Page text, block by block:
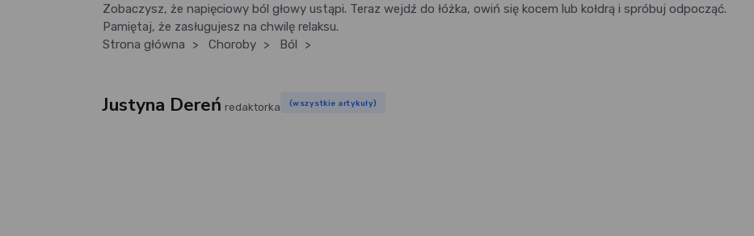
Zobaczysz, że napięciowy ból głowy ustąpi. Teraz wejdź do łóżka, owiń się kocem lub kołdrą i spróbuj odpocząć.
Pamiętaj, że zasługujesz na chwilę relaksu.
Strona główna
> Choroby > Ból >
Justyna Dereń redaktorka (wszystkie artykuły)